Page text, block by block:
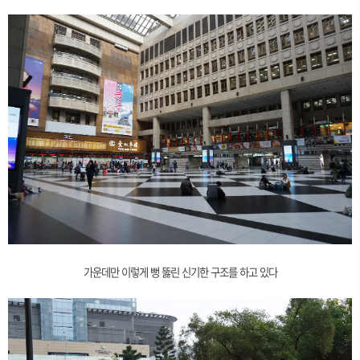
가운데만 이렇게 뻥 뚫린 신기한 구조를 하고 있다